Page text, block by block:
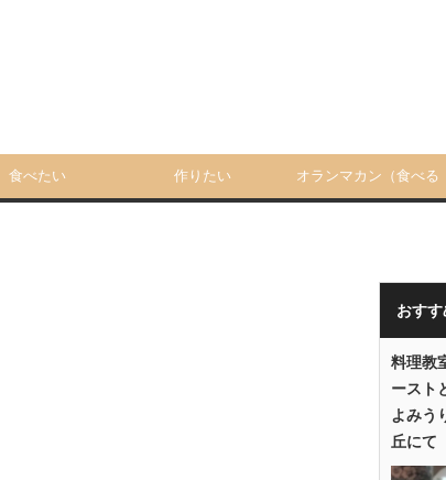
食べたい 作りたい オランマカン（食べる
おす
料理教
ースト
よみう
丘にて